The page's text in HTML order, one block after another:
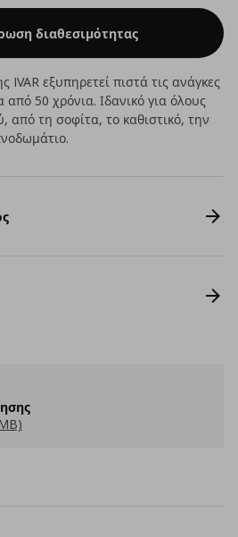
διαθεσιμότητας
εξυπηρετεί πιστά τις ανάγκες
50 χρόνια. Ιδανικό για όλους
από τη σοφίτα, το καθιστικό, την